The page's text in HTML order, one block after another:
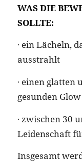
WAS DIE
SOLLTE:
· ein Lächeln,
ausstrahlt
· einen glatten
gesunden Glow
· zwischen 30
Leidenschaft
Insgesamt